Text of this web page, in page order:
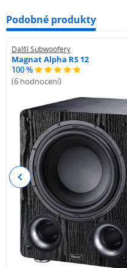
Podobné produkty
Další Subwoofery
Magnat Alpha RS 12
100 %
(6 hodnocení)
Previous